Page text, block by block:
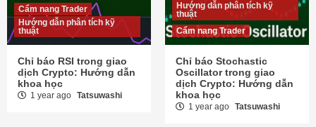
Cẩm nang Trader
Hướng dẫn phân tích kỹ
thuật
Chỉ báo RSI trong giao
dịch Crypto: Hướng dẫn
khoa học
1 year ago Tatsuwashi
Hướng dẫn phân tích kỹ
thuật
Cẩm nang Trader
Chỉ báo Stochastic
Oscillator trong giao
dịch Crypto: Hướng dẫn
khoa học
1 year ago Tatsuwashi